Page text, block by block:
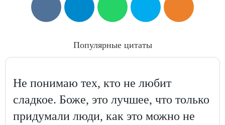
Популярные цитаты
Не понимаю тех, кто не любит
сладкое. Боже, это лучшее, что только
придумали люди, как это можно не